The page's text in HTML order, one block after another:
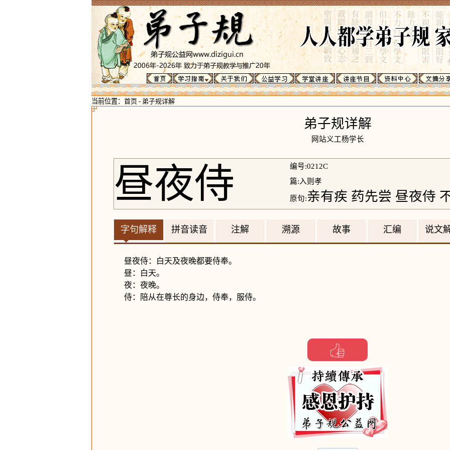
当前位置： 首页 - 弟子规详解
弟子规详解
网站义工杨学长
昼夜侍
编号:0212C
篇:入则孝
原句:亲有疾 药先尝 昼夜侍
字句解释 拼音读音 注解 溯源 故事 汇编 说文
昼夜侍：白天及夜晚都要侍奉。
昼：白天。
夜：夜晚。
侍：陪从在尊长的身边，侍奉，服侍。